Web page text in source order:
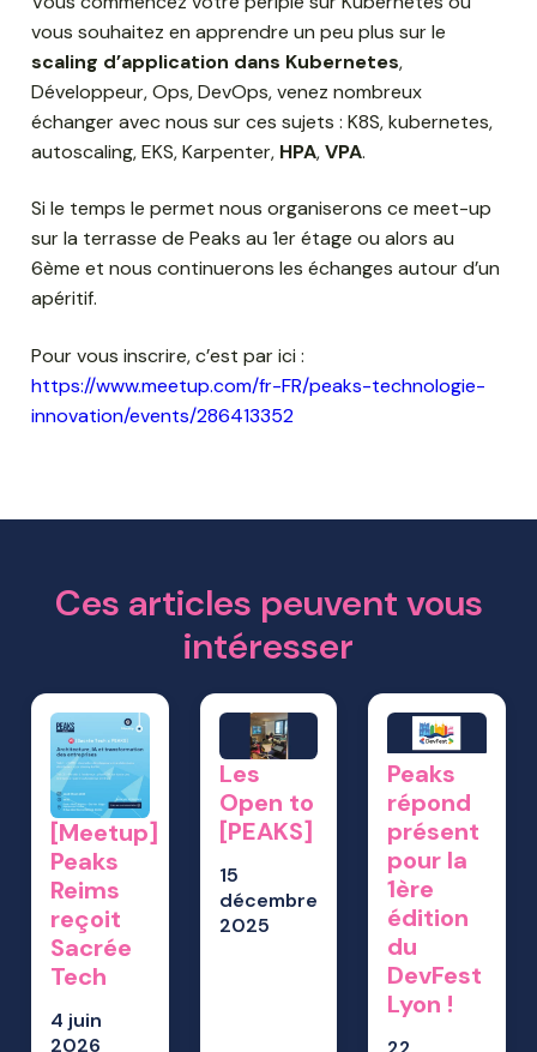
vous souhaitez en apprendre un peu plus sur le
scaling d’application dans Kubernetes,
Développeur, Ops, DevOps, venez nombreux
échanger avec nous sur ces sujets : K8S, kubernetes,
autoscaling, EKS, Karpenter, HPA,VPA.
Si le temps le permet nous organiserons ce meet-up
sur la terrasse de Peaks au 1er étage ou alors au
6ème et nous continuerons les échanges autour d’un
apéritif.
Pour vous inscrire, c’est par ici :
https://www.meetup.com/fr-FR/peaks-technologie-
innovation/events/286413352
Ces articles peuvent vous
intéresser
[Meetup]
Peaks
Reims
reçoit
Sacrée
Tech
4 juin
2026
Les
Open to
[PEAKS]
15
décembre
2025
Peaks
répond
présent
pour la
1ère
édition
du
DevFest
Lyon !